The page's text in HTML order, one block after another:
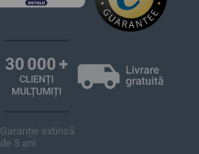
Garanție extinsă
de 5 ani